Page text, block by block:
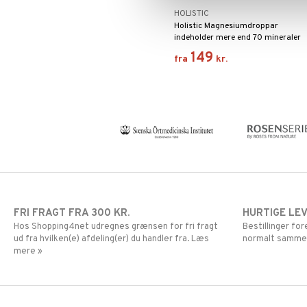
HOLISTIC
Holistic Magnesiumdroppar
indeholder mere end 70 mineraler
og sporstoffer i ionform.
fra 149 kr.
FRI FRAGT FRA 300 KR.
Hos Shopping4net udregnes grænsen for fri fragt
ud fra hvilken(e) afdeling(er) du handler fra. Læs
mere »
HURTIGE
Bestillinger
normalt